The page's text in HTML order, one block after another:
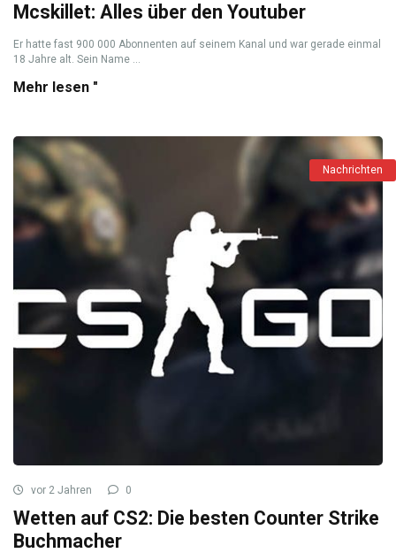
Mcskillet: Alles über den Youtuber
Er hatte fast 900 000 Abonnenten auf seinem Kanal und war gerade einmal
18 Jahre alt. Sein Name ...
Mehr lesen "
Nachrichten
vor 2 Jahren 0
Wetten auf CS2: Die besten Counter Strike
Buchmacher